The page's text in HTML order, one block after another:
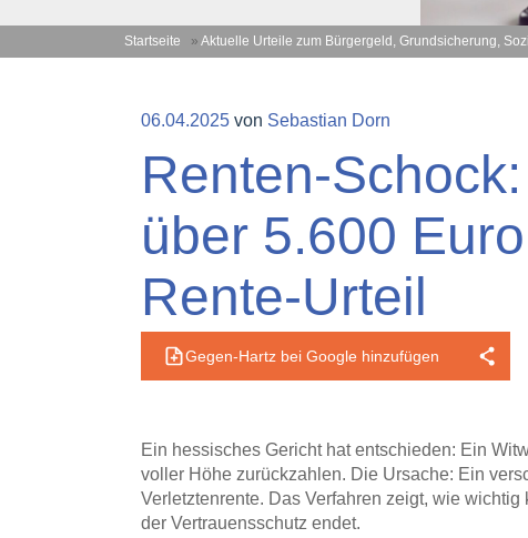
Startseite » Aktuelle Urteile zum Bürgergeld, Grundsicherung,
Veröffentlicht
06.04.2025 von Sebastian Dorn
Renten-
über 5.600
Rente-Urteil
Gegen-Hartz bei Google hinzufügen
Ein hessisches Gericht hat entschieden: Ein
voller Höhe zurückzahlen. Die Ursache: Ein
Verletztenrente. Das Verfahren zeigt, wie
der Vertrauensschutz endet.